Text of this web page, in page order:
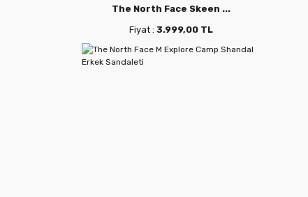
The North Face Skeen ...
Fiyat : 3.999,00 TL